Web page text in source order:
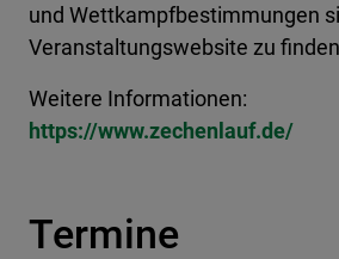
und Wettkampfbestimmungen
Veranstaltungswebsite zu
Weitere Informationen:
https://www.zechenlauf.de/
Termine